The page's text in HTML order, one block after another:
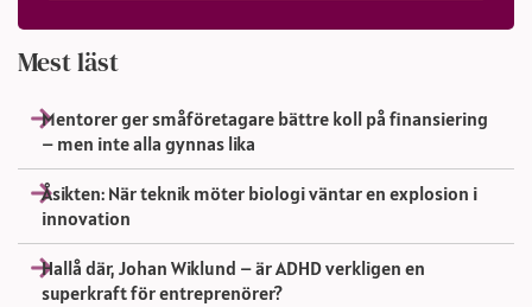
Mest läst
Mentorer ger småföretagare bättre koll på finansiering
– men inte alla gynnas lika
Åsikten: När teknik möter biologi väntar en explosion i
innovation
Hallå där, Johan Wiklund – är ADHD verkligen en
superkraft för entreprenörer?